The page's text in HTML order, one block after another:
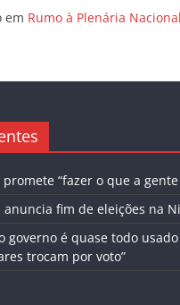
em Rumo à Plenária Nacional
promete “fazer o que a
anuncia fim de eleições na
governo é quase todo
trocam por voto”